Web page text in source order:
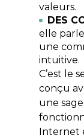
valeurs.
DES
elle
une
intuitive.
C’est le
conçu
une
Internet